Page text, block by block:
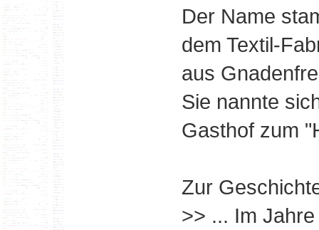
Der Name
dem Textil-
aus
Sie nannte
Gasthof zum
Zur
>> ... Im